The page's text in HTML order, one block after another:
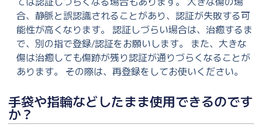
合、静脈と誤認識されることがあり、認証が失敗する可
能性が高くなります。 認証しづらい場合は、治癒するま
で、別の指で登録/認証をお願いします。 また、大きな
傷は治癒しても傷跡が残り認証が通りづらくなることが
あります。 その際は、再登録をしてお使いください。
手袋や指輪などしたまま使用できるのです
か？